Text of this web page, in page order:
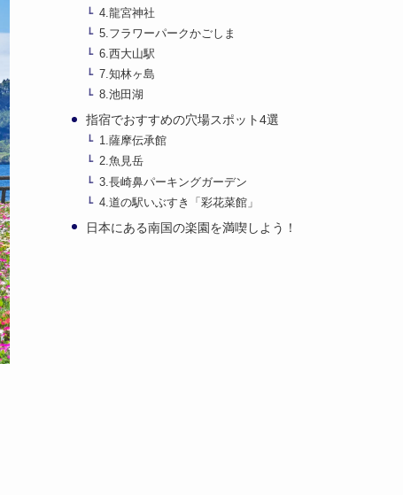
4.龍宮神社
5.フラワーパークかごしま
6.西大山駅
7.知林ヶ島
8.池田湖
指宿でおすすめの穴場スポット4選
1.薩摩伝承館
2.魚見岳
3.長崎鼻パーキングガーデン
4.道の駅いぶすき「彩花菜館」
日本にある南国の楽園を満喫しよう！